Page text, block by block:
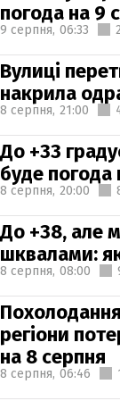
погода на 9
9 серпня, 06:33
Вулиці
накрила
8 серпня, 21:00
До +33
буде
8 серпня, 20:00
До +38, але
шквалами:
8 серпня, 08:00
регіони
на 8 серпня
8 серпня, 06:46